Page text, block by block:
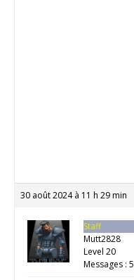
30 août 2024 à 11 h 29 min
Staff
Mutt2828
Level 20
Messages :